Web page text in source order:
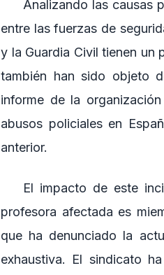
Analizando las causas
entre las fuerzas de
y la Guardia Civil tienen un
también han sido objeto
informe de la
abusos policiales en
anterior.
El impacto de este
profesora afectada es
que ha denunciado la
exhaustiva. El sindicato